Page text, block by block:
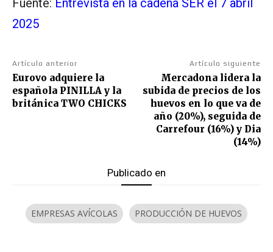
Fuente: Entrevista en la cadena SER el 7 abril
2025
Artículo anterior
Eurovo adquiere la
española PINILLA y la
británica TWO CHICKS
Artículo siguiente
Mercadona lidera la
subida de precios de los
huevos en lo que va de
año (20%), seguida de
Carrefour (16%) y Dia
(14%)
Publicado en
EMPRESAS AVÍCOLAS PRODUCCIÓN DE HUEVOS